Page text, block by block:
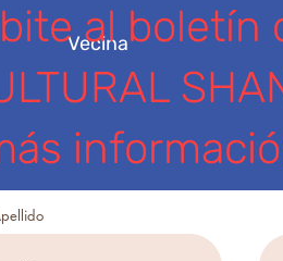
Vecina
al boletín